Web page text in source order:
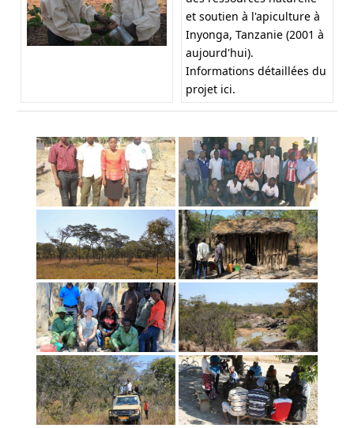
et soutien à l'apiculture à
Inyonga, Tanzanie (2001 à
aujourd'hui).
Informations détaillées du
projet ici.